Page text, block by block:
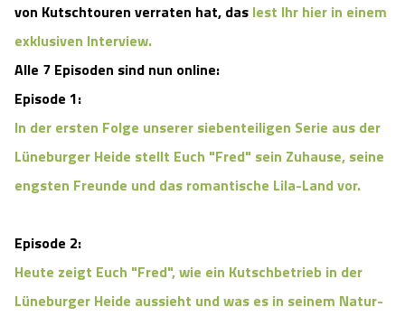
von Kutschtouren verraten hat, das lest Ihr hier in einem
exklusiven Interview.
Alle 7 Episoden sind nun online:
Episode 1:
In der ersten Folge unserer siebenteiligen Serie aus der
Lüneburger Heide stellt Euch "Fred" sein Zuhause, seine
engsten Freunde und das romantische Lila-Land vor.
Episode 2:
Heute zeigt Euch "Fred", wie ein Kutschbetrieb in der
Lüneburger Heide aussieht und was es in seinem Natur-